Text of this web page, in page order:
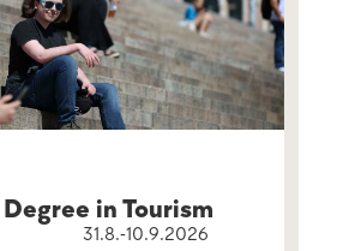
in Tourism
31.8.-10.9.2026